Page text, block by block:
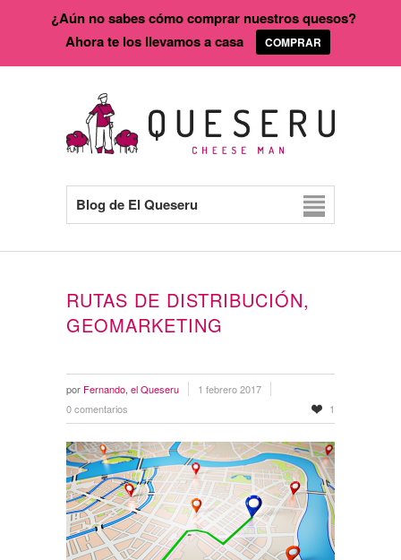
Blog de El Queseru
RUTAS DE DISTRIBUCIÓN,
GEOMARKETING
por Fernando, el Queseru
1 febrero 2017
0 comentarios
1
¿Aún no sabes cómo comprar nuestros quesos?
Ahora te los llevamos a casa
COMPRAR